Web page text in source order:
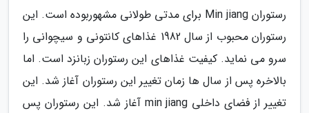
رستوران Min jiang برای مدتی طولانی مشهوربوده است. این
رستوران محبوب از سال 1982 غذاهای کانتونی و سیچوانی را
سرو می نماید. کیفیت غذاهای این رستوران زبانزد است. اما
بالاخره پس از سال ها زمان تغییر این رستوران آغاز شد. این
تغییر از فضای داخلی min jiang آغاز شد. این رستوران پس